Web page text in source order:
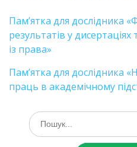
Пам’ятка для дослідника
результатів у
із права»
Пам’ятка для дослідника
праць в академічному